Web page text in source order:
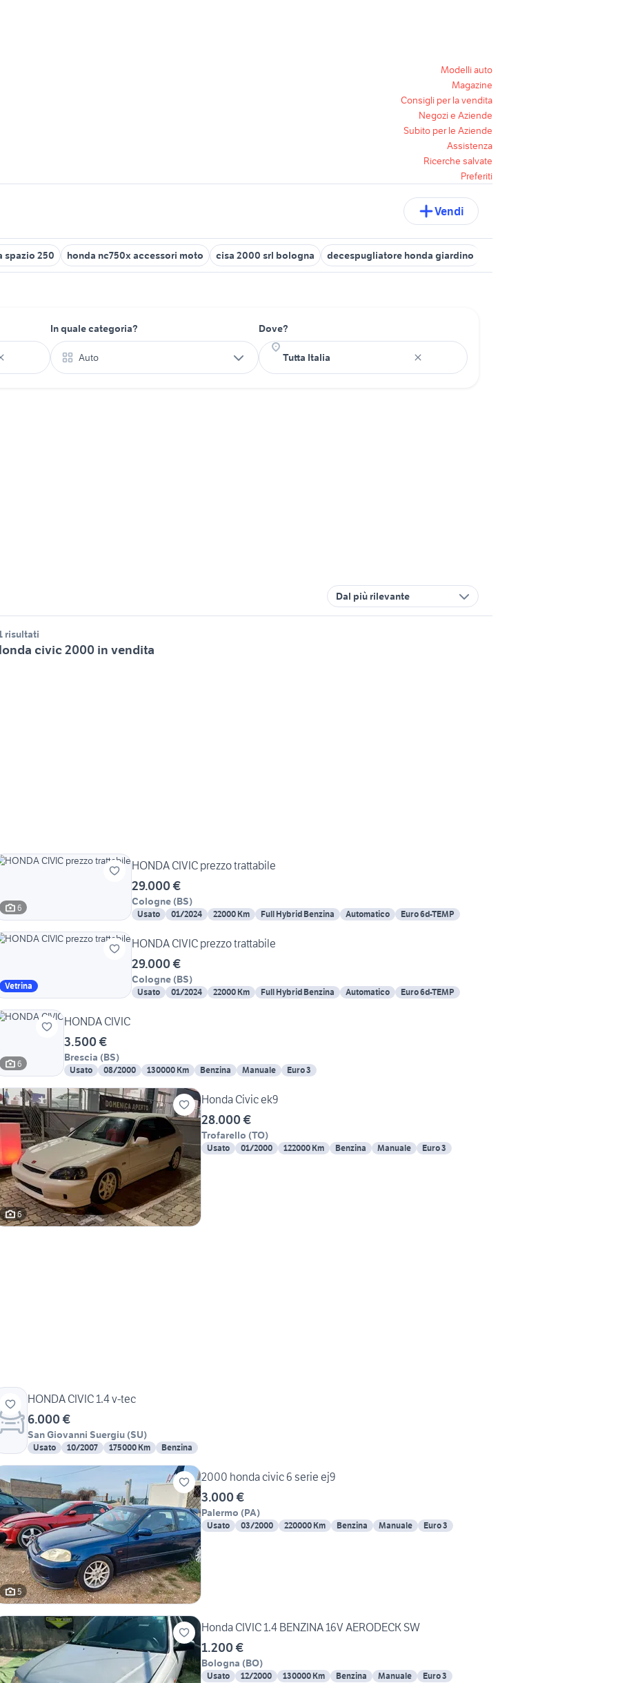
Modelli auto
Magazine
Consigli per la vendita
Negozi e Aziende
Subito per le Aziende
Assistenza
Ricerche salvate
Preferiti
Vendi
spazio 250 honda nc750x accessori moto cisa 2000 srl bologna decespugliatore honda giardino
In quale categoria?
Auto
Dove?
Dal più rilevante
risultati
civic 2000 in vendita
6
HONDA CIVIC prezzo trattabile
29.000 €
Cologne (BS)
Usato 01/2024 22000 Km Full Hybrid Benzina Automatico Euro 6d-TEMP
Vetrina
HONDA CIVIC prezzo trattabile
29.000 €
Cologne (BS)
Usato 01/2024 22000 Km Full Hybrid Benzina Automatico Euro 6d-TEMP
6
HONDA CIVIC
3.500 €
Brescia (BS)
Usato 08/2000 130000 Km Benzina Manuale Euro 3
6
Honda Civic ek9
28.000 €
Trofarello (TO)
Usato 01/2000 122000 Km Benzina Manuale Euro 3
HONDA CIVIC 1.4 v-tec
6.000 €
San Giovanni Suergiu (SU)
Usato 10/2007 175000 Km Benzina
5
2000 honda civic 6 serie ej9
3.000 €
Palermo (PA)
Usato 03/2000 220000 Km Benzina Manuale Euro 3
Honda CIVIC 1.4 BENZINA 16V AERODECK SW
1.200 €
Bologna (BO)
Usato 12/2000 130000 Km Benzina Manuale Euro 3